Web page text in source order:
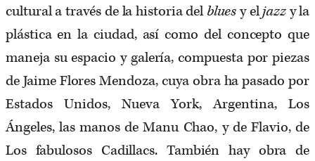
cultural a través de la historia del bluesy eljazzy la
plástica en la ciudad, así como del concepto que
maneja su espacio y galería, compuesta por piezas
de Jaime Flores Mendoza, cuya obra ha pasado por
Estados Unidos, Nueva York, Argentina, Los
Ángeles, las manos de Manu Chao, y de Flavio, de
Los fabulosos Cadillacs. También hay obra de